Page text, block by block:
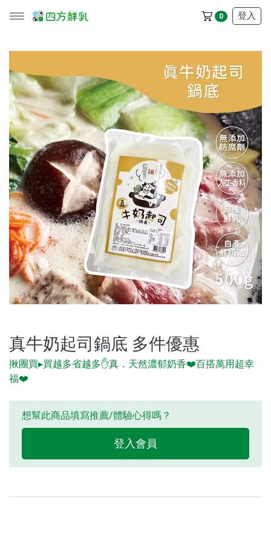
0 登入
所有產品
冷藏配送區
冷凍配送區
品牌
服務/政策
真牛奶起司鍋底 多件優惠
揪團買▸買越多省越多✋真．天然濃郁奶香❤️百搭萬用超幸
福❤️
想幫此商品填寫推薦/體驗心得嗎？
登入會員